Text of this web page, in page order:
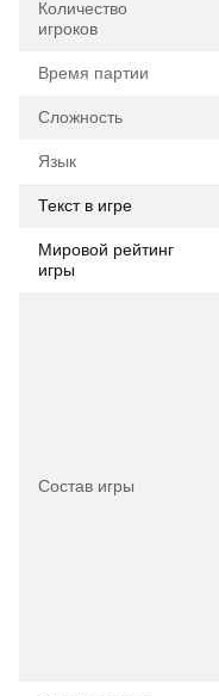
Количество
игроков
Время партии
Сложность
Язык
Текст в игре
Мировой рейтинг
игры
Состав игры